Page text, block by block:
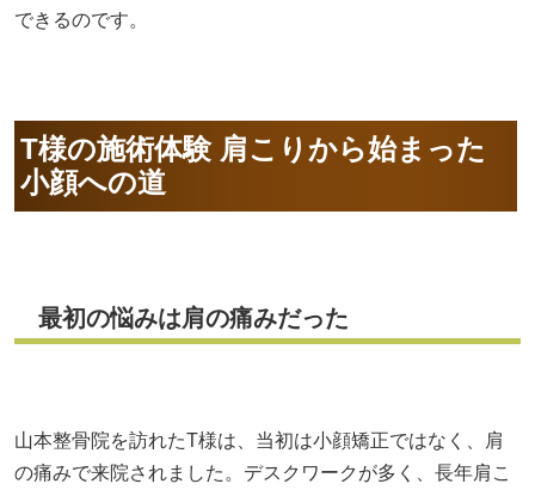
できるのです。
T様の施術体験 肩こりから始まった
小顔への道
最初の悩みは肩の痛みだった
山本整骨院を訪れたT様は、当初は小顔矯正ではなく、肩
の痛みで来院されました。デスクワークが多く、長年肩こ